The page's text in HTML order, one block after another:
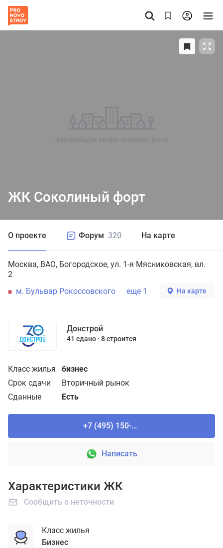
О проекте Форум 320 На карте
Москва ВАО Богородское ул. 1-я Мясниковская, вл.
2
м. Бульвар Рокоссовского
еще 1 На карте
Донстрой
41 сдано 8 строится
Класс жилья бизнес
Срок сдачи
Вторичный рынок
Сданные
Есть
+7 (495) 150-90-61
Написать
ЖК Соколиный форт
Характеристики ЖК
Сообщить о неточности
Класс жилья
бизнес